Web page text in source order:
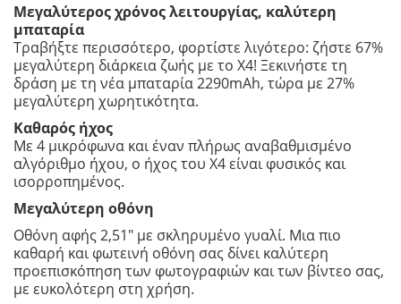
Μεγαλύτερος χρόνος λειτουργίας, καλύτερη
μπαταρία
Τραβήξτε περισσότερο, φορτίστε λιγότερο: ζήστε 67%
μεγαλύτερη διάρκεια ζωής με το X4! Ξεκινήστε τη
δράση με τη νέα μπαταρία 2290mAh, τώρα με 27%
μεγαλύτερη χωρητικότητα.
Καθαρός ήχος
Με 4 μικρόφωνα και έναν πλήρως αναβαθμισμένο
αλγόριθμο ήχου, ο ήχος του X4 είναι φυσικός και
ισορροπημένος.
Μεγαλύτερη οθόνη
Οθόνη αφής 2,51″ με σκληρυμένο γυαλί. Μια πιο
καθαρή και φωτεινή οθόνη σας δίνει καλύτερη
προεπισκόπηση των φωτογραφιών και των βίντεο σας,
με ευκολότερη στη χρήση.